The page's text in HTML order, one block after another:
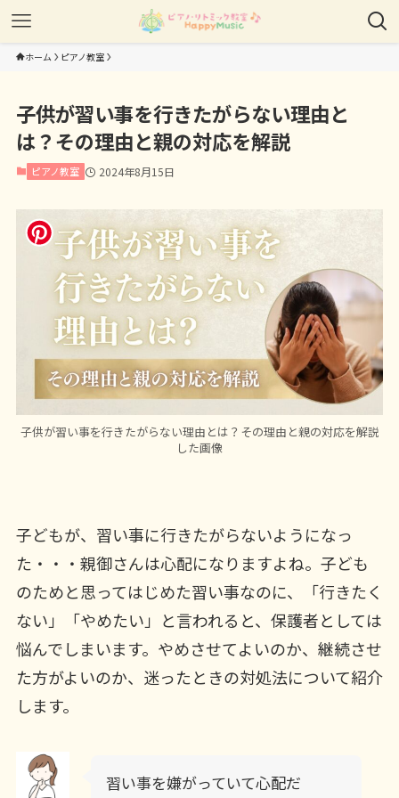
ホーム ピアノ教室
子供が習い事を行きたがらない理由と
は？その理由と親の対応を解説
ピアノ教室 2024年8月15日
子供が習い事を行きたがらない理由とは？その理由と親の対応を解説
した画像
子どもが、習い事に行きたがらないようになっ
た・・・親御さんは心配になりますよね。子ども
のためと思ってはじめた習い事なのに、「行きたく
ない」「やめたい」と言われると、保護者としては
悩んでしまいます。やめさせてよいのか、継続させ
た方がよいのか、迷ったときの対処法について紹介
します。
習い事を嫌がっていて心配だ